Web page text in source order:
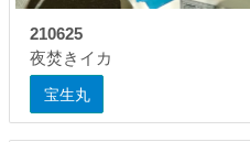
210625
夜焚きイカ
宝生丸